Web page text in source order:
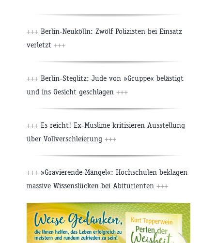
+++ Berlin-Neukölln: Zwölf Polizisten bei Einsatz
verletzt +++
+++ Berlin-Steglitz: Jude von »Gruppe« belästigt
und ins Gesicht geschlagen +++
+++ Es reicht! Ex-Muslime kritisieren Ausstellung
über Vollverschleierung +++
+++ »Gravierende Mängel«: Hochschulen beklagen
massive Wissenslücken bei Abiturienten +++